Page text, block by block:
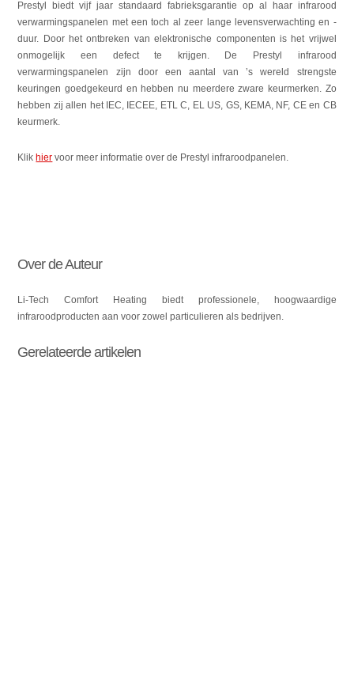
Prestyl biedt vijf jaar standaard fabrieksgarantie op al haar infrarood
verwarmingspanelen met een toch al zeer lange levensverwachting en -
duur. Door het ontbreken van elektronische componenten is het vrijwel
onmogelijk een defect te krijgen. De Prestyl infrarood
verwarmingspanelen zijn door een aantal van ’s wereld strengste
keuringen goedgekeurd en hebben nu meerdere zware keurmerken. Zo
hebben zij allen het IEC, IECEE, ETL C, EL US, GS, KEMA, NF, CE en CB
keurmerk.
Klikhier voor meer informatie over de Prestyl infraroodpanelen.
Over de Auteur
Li-Tech Comfort Heating biedt professionele, hoogwaardige
infraroodproducten aan voor zowel particulieren als bedrijven.
Gerelateerde artikelen